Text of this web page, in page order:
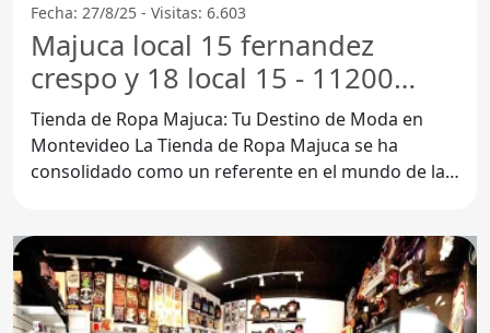
Fecha: 27/8/25 - Visitas: 6.603
Majuca local 15 fernandez
crespo y 18 local 15 - 11200
Montevideo
Tienda de Ropa Majuca: Tu Destino de Moda en
Montevideo La Tienda de Ropa Majuca se ha
consolidado como un referente en el mundo de la